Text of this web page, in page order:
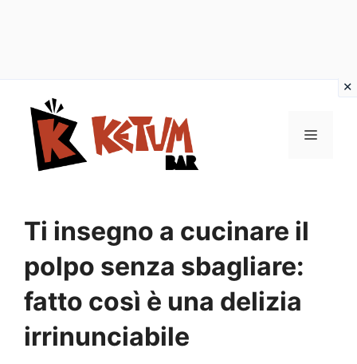
contenuto
Menu
Ti insegno a cucinare il
polpo senza sbagliare:
fatto così è una delizia
irrinunciabile